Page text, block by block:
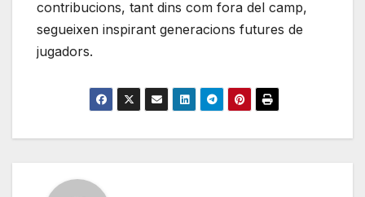
contribucions, tant dins com fora del camp,
segueixen inspirant generacions futures de
jugadors.